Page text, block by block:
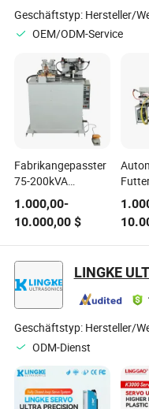
Geschäftstyp: Hersteller/
OEM/ODM-Service
Fabrikangepasster
75-200kVA
automatischer
Blitzschweißer neu
für Stahlrohr,
Kupfer, Aluminium,
Stahlstange,
Sägeblatt, Rad,
Gehäuse,
Stumpfschweißmaschine
1.000,00-
10.000,00 $
LINGKE
Geschäftstyp: Hersteller/
ODM-Dienst